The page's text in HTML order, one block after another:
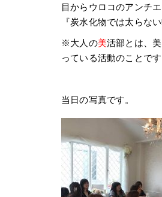
目からウロコのアンチ
『炭水化物では太らない
※大人の美活部とは、
っている活動のことです
当日の写真です。